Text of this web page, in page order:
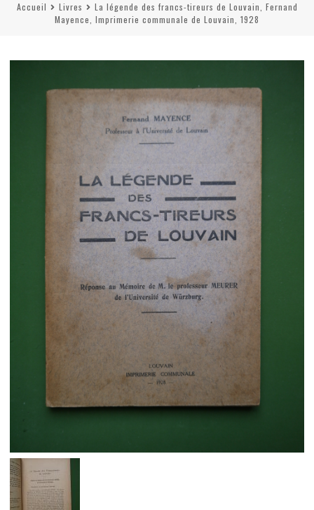
Accueil Livres
La légende des francs-tireurs de Louvain, Fernand
Mayence, Imprimerie communale de Louvain, 1928